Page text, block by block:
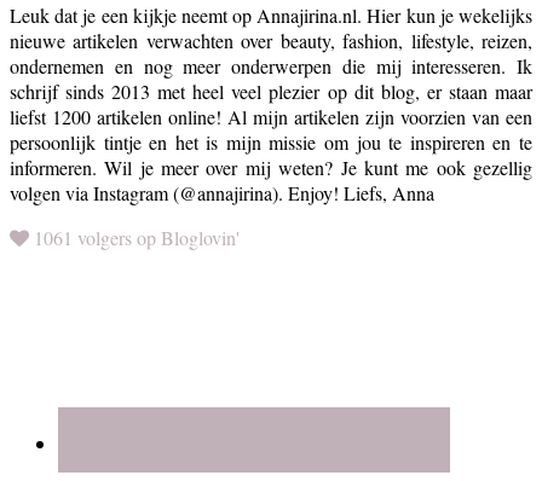
Leuk dat je een kijkje neemt op Annajirina.nl. Hier kun je wekelijks
nieuwe artikelen verwachten over beauty, fashion, lifestyle, reizen,
ondernemen en nog meer onderwerpen die mij interesseren. Ik
schrijf sinds 2013 met heel veel plezier op dit blog, er staan maar
liefst 1200 artikelen online! Al mijn artikelen zijn voorzien van een
persoonlijk tintje en het is mijn missie om jou te inspireren en te
informeren. Wil je meer over mij weten? Je kunt me ook gezellig
volgen via Instagram (@annajirina). Enjoy! Liefs, Anna
1061 volgers op Bloglovin'